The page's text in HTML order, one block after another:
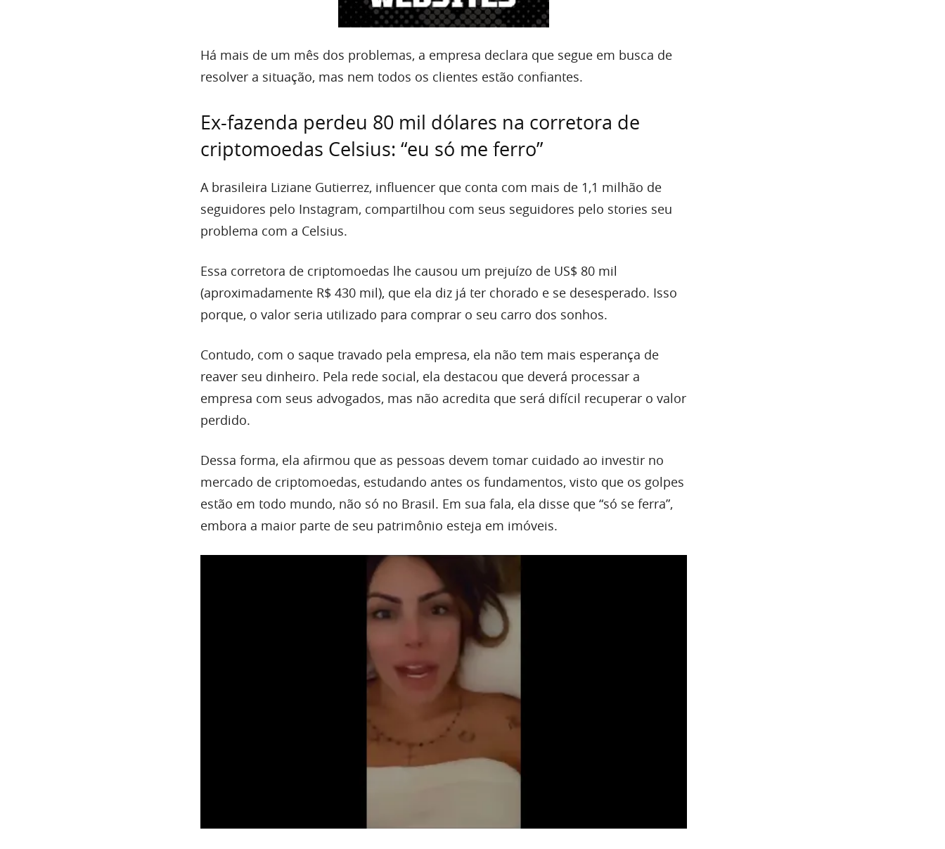
Há mais de um mês dos problemas, a empresa declara que segue em busca de
resolver a situação, mas nem todos os clientes estão confiantes.
Ex-fazenda perdeu 80 mil dólares na corretora de
criptomoedas Celsius: “eu só me ferro”
A brasileira Liziane Gutierrez, influencer que conta com mais de 1,1 milhão de
seguidores pelo Instagram, compartilhou com seus seguidores pelo stories seu
problema com a Celsius.
Essa corretora de criptomoedas lhe causou um prejuízo de US$ 80 mil
(aproximadamente R$ 430 mil), que ela diz já ter chorado e se desesperado. Isso
porque, o valor seria utilizado para comprar o seu carro dos sonhos.
Contudo, com o saque travado pela empresa, ela não tem mais esperança de
reaver seu dinheiro. Pela rede social, ela destacou que deverá processar a
empresa com seus advogados, mas não acredita que será difícil recuperar o valor
perdido.
Dessa forma, ela afirmou que as pessoas devem tomar cuidado ao investir no
mercado de criptomoedas, estudando antes os fundamentos, visto que os golpes
estão em todo mundo, não só no Brasil. Em sua fala, ela disse que “só se ferra”,
embora a maior parte de seu patrimônio esteja em imóveis.